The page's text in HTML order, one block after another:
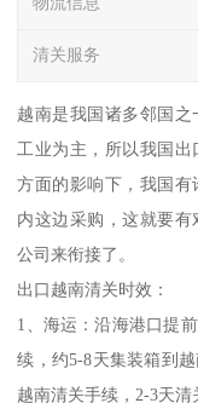
清关服务
越南是我国诸多邻国
工业为主，所以我国
方面的影响下，我国
内这边采购，这就要
公司来衔接了。
出口越南清关时效：
1、海运：沿海港口提
续，约5-8天集装箱到
越南清关手续，2-3天清